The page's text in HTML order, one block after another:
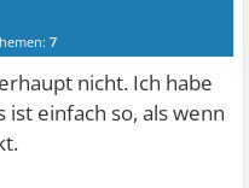
7
nicht. Ich habe
einfach so, als wenn